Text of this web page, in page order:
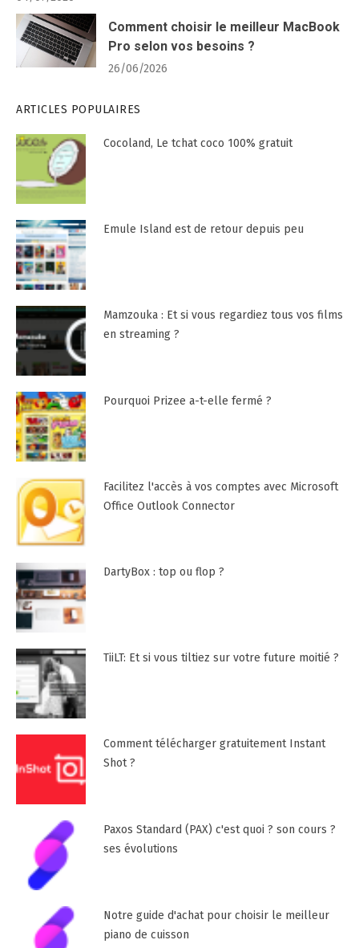
Comment choisir le meilleur MacBook
Pro selon vos besoins ?
26/06/2026
ARTICLES POPULAIRES
Cocoland, Le tchat coco 100% gratuit
Emule Island est de retour depuis peu
Mamzouka : Et si vous regardiez tous vos films
en streaming ?
Pourquoi Prizee a-t-elle fermé ?
Facilitez l'accès à vos comptes avec Microsoft
Office Outlook Connector
DartyBox : top ou flop ?
TiiLT: Et si vous tiltiez sur votre future moitié ?
Comment télécharger gratuitement Instant
Shot ?
Paxos Standard (PAX) c'est quoi ? son cours ?
ses évolutions
Notre guide d'achat pour choisir le meilleur
piano de cuisson